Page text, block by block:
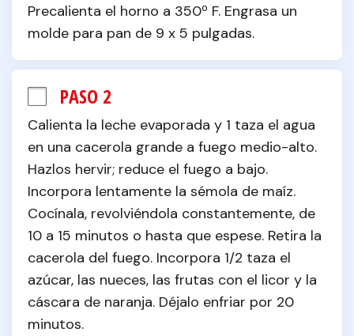
Precalienta el horno a 350º F. Engrasa un
molde para pan de 9 x 5 pulgadas.
PASO 2
Calienta la leche evaporada y 1 taza el agua
en una cacerola grande a fuego medio-alto.
Hazlos hervir; reduce el fuego a bajo.
Incorpora lentamente la sémola de maíz.
Cocínala, revolviéndola constantemente, de
10 a 15 minutos o hasta que espese. Retira la
cacerola del fuego. Incorpora 1/2 taza el
azúcar, las nueces, las frutas con el licor y la
cáscara de naranja. Déjalo enfriar por 20
minutos.